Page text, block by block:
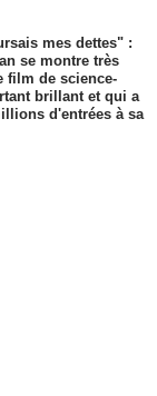
mes dettes" :
se montre très
film de science-
brillant et qui a
d'entrées à sa